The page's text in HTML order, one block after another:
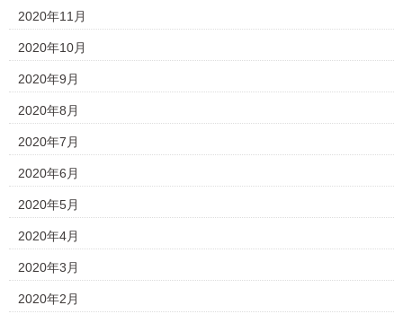
2020年11月
2020年10月
2020年9月
2020年8月
2020年7月
2020年6月
2020年5月
2020年4月
2020年3月
2020年2月